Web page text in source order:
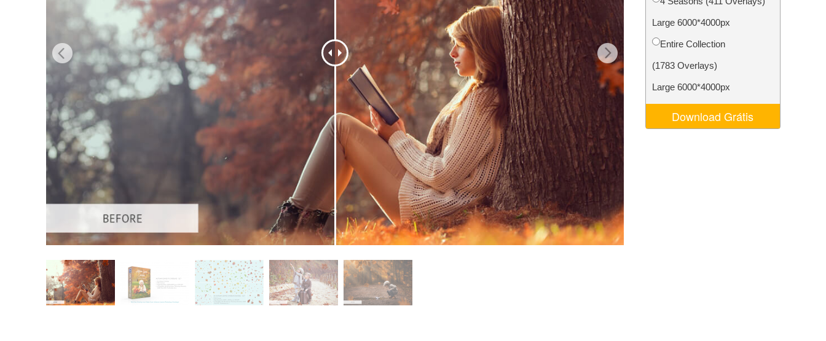
Serviços de retoque de produtos Serviços de retoque de joias Dados de Treinamento de IA Video Editing Services
Large 6000*4000px
Entire Collection
(1783 Overlays)
Large 6000*4000px
Download Grátis